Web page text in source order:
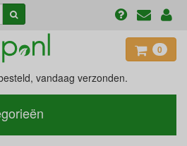
0
vandaag verzonden.